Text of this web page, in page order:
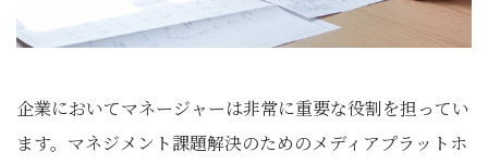
企業においてマネージャーは非常に重要な役割を担ってい
ます。マネジメント課題解決のためのメディアプラットホ